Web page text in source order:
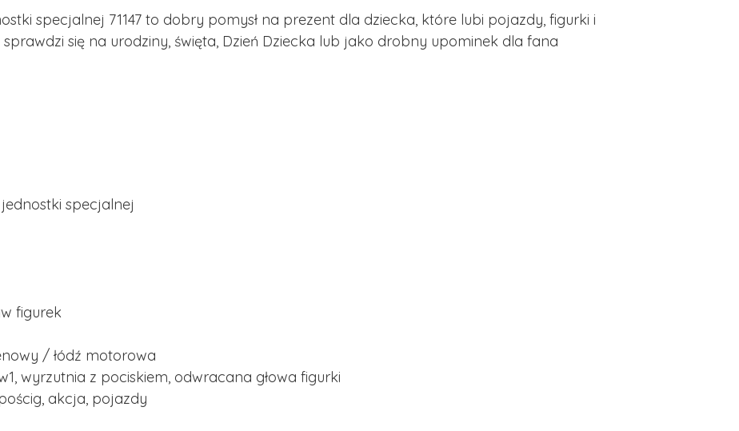
specjalnej 71147 to dobry pomysł na prezent dla dziecka, które lubi pojazdy, figurki i
się na urodziny, święta, Dzień Dziecka lub jako drobny upominek dla fana
specjalnej
figurek
/ łódź motorowa
wyrzutnia z pociskiem, odwracana głowa figurki
akcja, pojazdy